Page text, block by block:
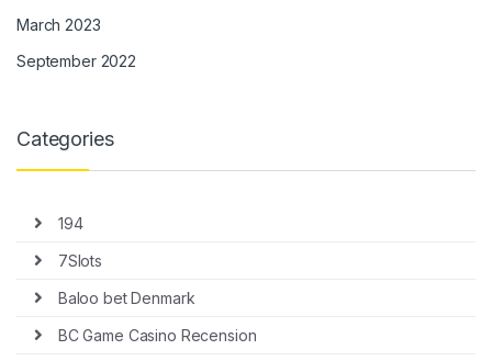
March 2023
September 2022
Categories
194
7Slots
Baloo bet Denmark
BC Game Casino Recension